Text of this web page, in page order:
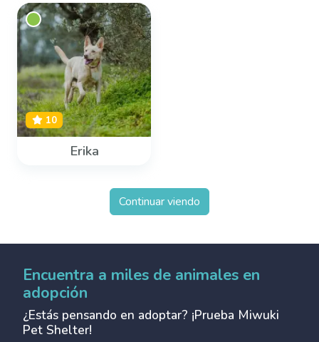
10
Erika
Continuar viendo
Encuentra a miles de animales en
adopción
¿Estás pensando en adoptar? ¡Prueba Miwuki
Pet Shelter!